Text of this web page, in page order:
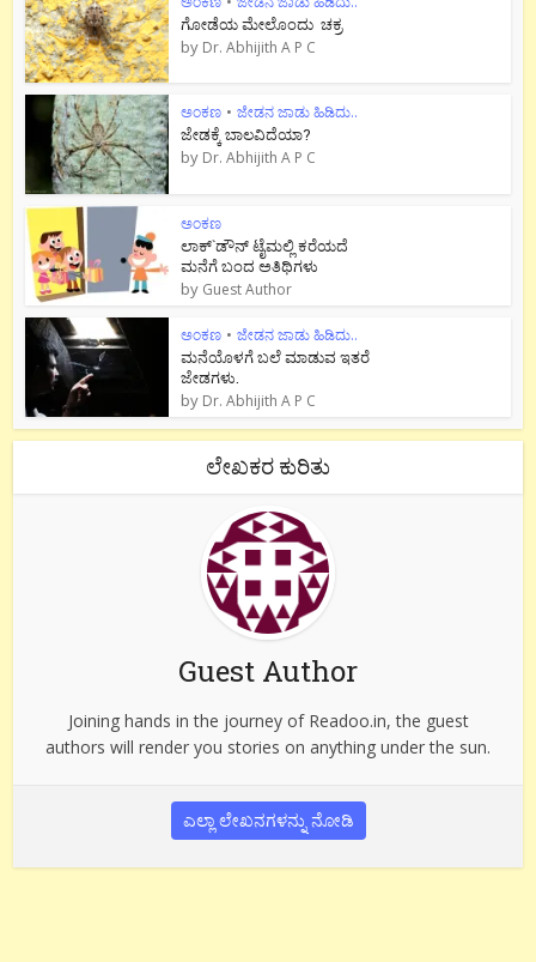
ಗೋಡೆಯ ಮೇಲೊಂದು ಚಕ್ರ
by Dr. Abhijith A P C
ಅಂಕಣ • ಜೇಡನ ಜಾಡು ಹಿಡಿದು..
ಜೇಡಕ್ಕೆ ಬಾಲವಿದೆಯಾ?
by Dr. Abhijith A P C
ಅಂಕಣ
ಲಾಕ್`ಡೌನ್ ಟೈಮಲ್ಲಿ ಕರೆಯದೆ
ಮನೆಗೆ ಬಂದ ಅತಿಥಿಗಳು
by Guest Author
ಅಂಕಣ • ಜೇಡನ ಜಾಡು ಹಿಡಿದು..
ಮನೆಯೊಳಗೆ ಬಲೆ ಮಾಡುವ ಇತರೆ
ಜೇಡಗಳು.
by Dr. Abhijith A P C
ಲೇಖಕರ ಕುರಿತು
Guest Author
Joining hands in the journey of Readoo.in, the guest
authors will render you stories on anything under the sun.
ಎಲ್ಲಾ ಲೇಖನಗಳನ್ನು ನೋಡಿ